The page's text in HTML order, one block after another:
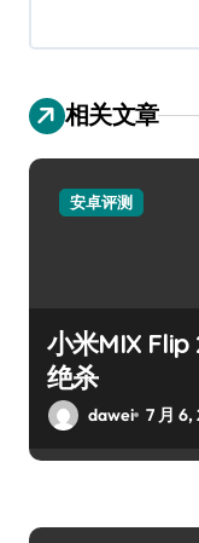
相关文章
安卓评测
小米MIX
绝杀
dawei 7 月